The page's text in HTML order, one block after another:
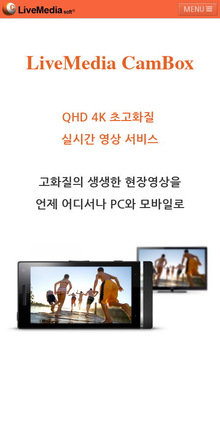
MENU
LiveMedia CamBox
QHD 4K 초고화질
실시간 영상 서비스
고화질의 생생한 현장영상을
언제 어디서나 PC와 모바일로